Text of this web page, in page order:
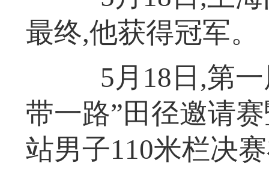
最终,他获得冠军。
5月18日,第一
带一路”田径邀请
站男子110米栏决